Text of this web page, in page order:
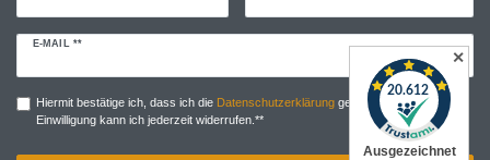
E-MAIL **
Newsletter
Hiermit bestätige ich, dass ich die Daten­schutz­erklärunggelesen habe. Meine
Einwilligung kann ich jederzeit widerrufen.**
✕